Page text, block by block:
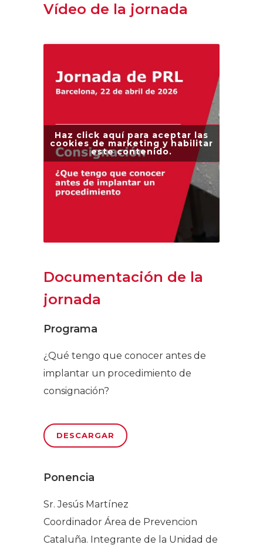
Vídeo de la jornada
Haz click aquí para aceptar las
cookies de marketing y habilitar
este contenido.
Documentación de la
jornada
Programa
¿Qué tengo que conocer antes de
implantar un procedimiento de
consignación?
DESCARGAR
Ponencia
Sr. Jesús Martínez
Coordinador Área de Prevencion
Cataluña. Integrante de la Unidad de